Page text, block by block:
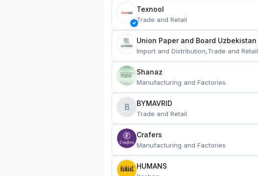
Texnool
Trade and Retail
Union Paper and Board Uzbekistan
Import and Distribution,Trade and Retail
Shanaz
Manufacturing and Factories
B BYMAVRID
Trade and Retail
Crafers
Manufacturing and Factories
HUMANS